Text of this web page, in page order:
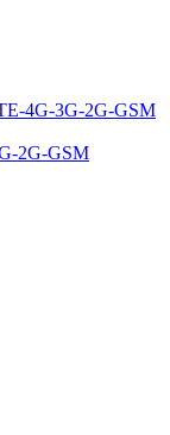
4G-3G-2G-GSM
2G-GSM